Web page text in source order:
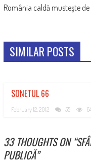
România caldă musteşte
SIMILAR POSTS
SONETUL 66
February 12, 2012 55
33 THOUGHTS ON “
PUBLICĂ”